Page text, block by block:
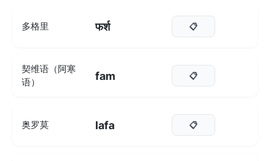
多格里 फर्श 📋
契维语（阿寒
语）
fam 📋
奥罗莫 lafa 📋